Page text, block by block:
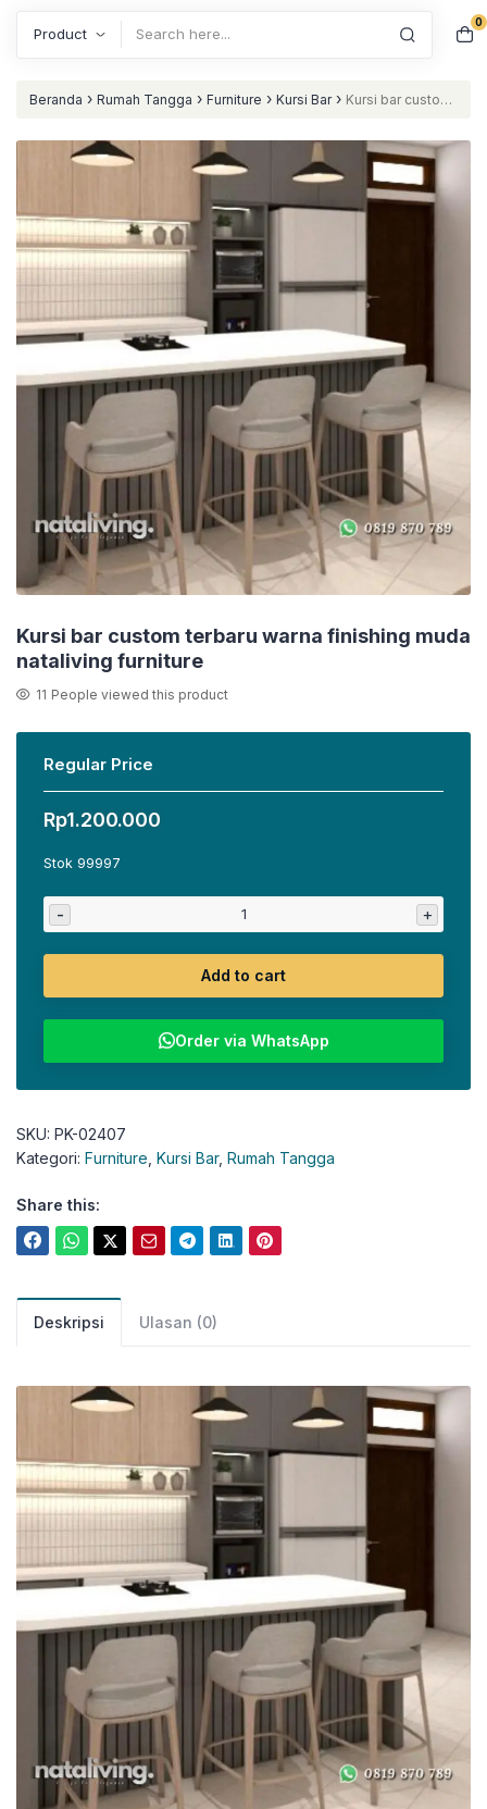
0
Beranda › Rumah Tangga › Furniture › Kursi Bar › Kursi bar custom
Kursi bar custom terbaru warna finishing muda
nataliving furniture
11 People viewed this product
Regular Price
Rp1.200.000
Stok 99997
- +
Add to cart
Order via WhatsApp
SKU: PK-02407
Kategori: Furniture Kursi Bar, Rumah Tangga
Share this:
Deskripsi Ulasan (0)